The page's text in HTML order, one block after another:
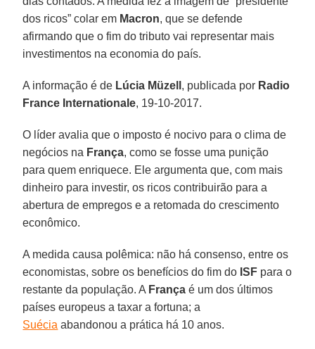
dos ricos” colar em Macron, que se defende
afirmando que o fim do tributo vai representar mais
investimentos na economia do país.
A informação é de Lúcia Müzell , publicada por Radio
France Internationale, 19-10-2017.
O líder avalia que o imposto é nocivo para o clima de
negócios na França, como se fosse uma punição
para quem enriquece. Ele argumenta que, com mais
dinheiro para investir, os ricos contribuirão para a
abertura de empregos e a retomada do crescimento
econômico.
A medida causa polêmica: não há consenso, entre os
economistas, sobre os benefícios do fim do ISF para o
restante da população. A França é um dos últimos
países europeus a taxar a fortuna; a
Suécia abandonou a prática há 10 anos.